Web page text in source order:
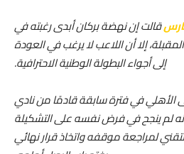
قالت إن نهضة بركان أبدى رغبته في
إلا أن اللاعب لا يرغب في العودة
إلى أجواء البطولة الوطنية الاحترافية.
الأهلي في فترة سابقة قادمًا من نادي
لم ينجح في فرض نفسه على التشكيلة
لمراجعة موقفه واتخاذ قرار نهائي